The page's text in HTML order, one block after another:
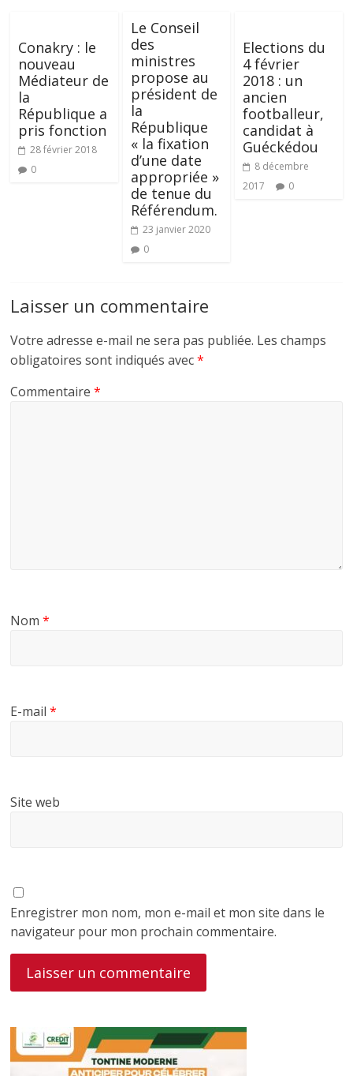
Conakry : le
nouveau
Médiateur de
la
République a
pris fonction
28 février 2018
0
Le Conseil
des
ministres
propose au
président de
la
République
« la fixation
d’une date
appropriée »
de tenue du
Référendum.
23 janvier 2020
0
Elections du
4 février
2018 : un
ancien
footballeur,
candidat à
Guéckédou
8 décembre
2017
0
Laisser un commentaire
Votre adresse e-mail ne sera pas publiée. Les champs
obligatoires sont indiqués avec*
Commentaire*
Nom*
E-mail*
Site web
Enregistrer mon nom, mon e-mail et mon site dans le
navigateur pour mon prochain commentaire.